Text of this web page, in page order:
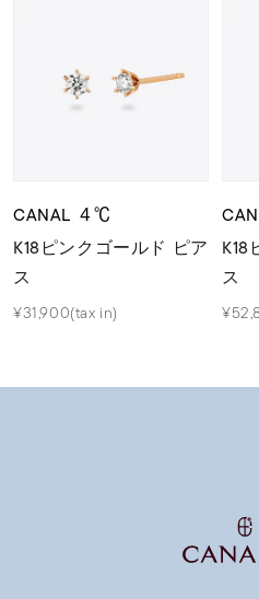
CANAL ４℃
K18ピンクゴールド ピア
ス
¥31,900(tax in)
K18
ス